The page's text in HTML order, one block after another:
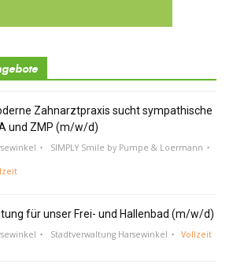
Zahnarztpraxis sucht sympathische
und ZMP (m/w/d)
SIMPLY Smile by Pumpe & Loermann
für unser Frei- und Hallenbad (m/w/d)
Stadtverwaltung Harsewinkel Vollzeit